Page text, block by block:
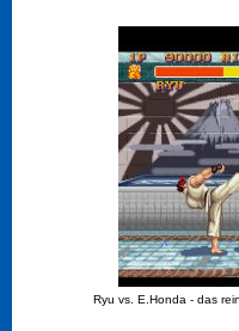
Ryu vs. E.Honda - das